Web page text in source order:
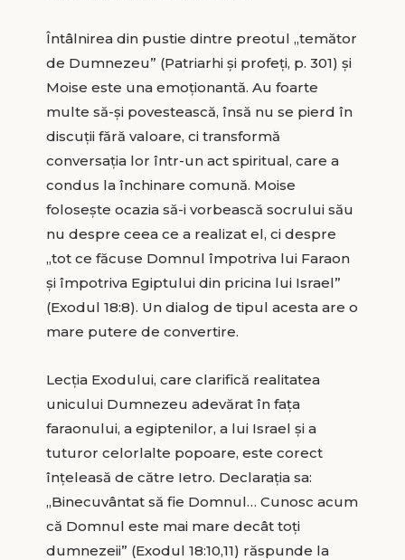
Întâlnirea din pustie dintre preotul „temător
de Dumnezeu” (Patriarhi și profeți, p. 301) și
Moise este una emoționantă. Au foarte
multe să-și povestească, însă nu se pierd în
discuții fără valoare, ci transformă
conversația lor într-un act spiritual, care a
condus la închinare comună. Moise
folosește ocazia să-i vorbească socrului său
nu despre ceea ce a realizat el, ci despre
„tot ce făcuse Domnul împotriva lui Faraon
și împotriva Egiptului din pricina lui Israel”
(Exodul 18:8). Un dialog de tipul acesta are o
mare putere de convertire.
Lecția Exodului, care clarifică realitatea
unicului Dumnezeu adevărat în fața
faraonului, a egiptenilor, a lui Israel și a
tuturor celorlalte popoare, este corect
înțeleasă de către Ietro. Declarația sa:
„Binecuvântat să fie Domnul… Cunosc acum
că Domnul este mai mare decât toţi
dumnezeii” (Exodul 18:10,11) răspunde la